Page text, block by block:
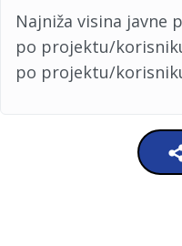
Najniža visina javne
po projektu/
po projektu/